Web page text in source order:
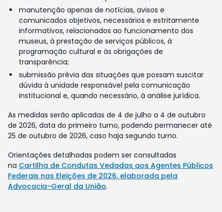
manutenção apenas de notícias, avisos e
comunicados objetivos, necessários e estritamente
informativos, relacionados ao funcionamento dos
museus, à prestação de serviços públicos, à
programação cultural e às obrigações de
transparência;
submissão prévia das situações que possam suscitar
dúvida à unidade responsável pela comunicação
institucional e, quando necessário, à análise jurídica.
As medidas serão aplicadas de 4 de julho a 4 de outubro
de 2026, data do primeiro turno, podendo permanecer até
25 de outubro de 2026, caso haja segundo turno.
Orientações detalhadas podem ser consultadas
na Cartilha de Condutas Vedadas aos Agentes Públicos
Federais nas Eleições de 2026, elaborada pela
Advocacia-Geral da União.